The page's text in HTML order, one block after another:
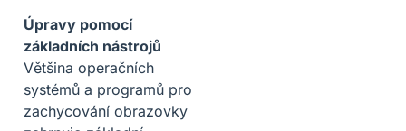
Úpravy pomocí
základních nástrojů
Většina operačních
systémů a programů pro
zachycování obrazovky